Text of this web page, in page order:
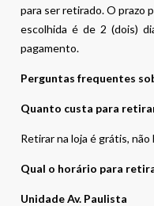
para ser retirado. O prazo
escolhida é de 2 (dois)
pagamento.
Perguntas frequentes
Quanto custa para
Retirar na loja é grátis,
Qual o horário para
Unidade Av. Paulista